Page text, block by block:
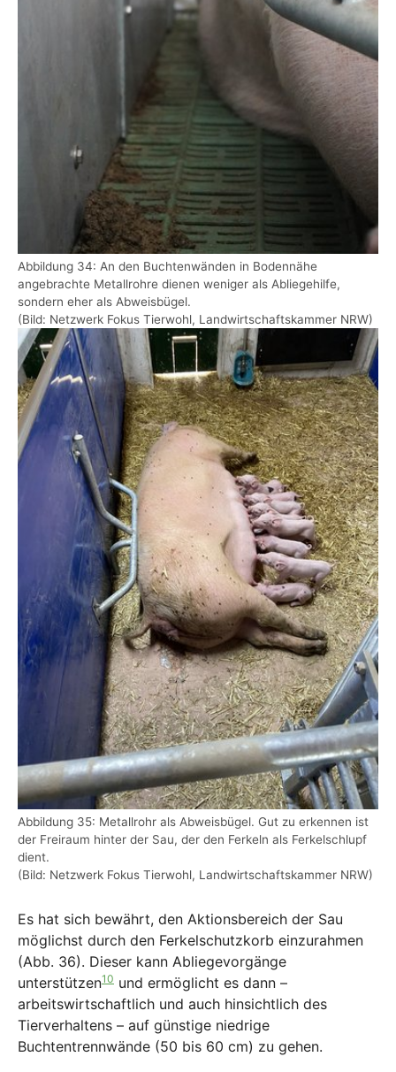
Abbildung 34: An den Buchtenwänden in Bodennähe
angebrachte Metallrohre dienen weniger als Abliegehilfe,
sondern eher als Abweisbügel.
(Bild: Netzwerk Fokus Tierwohl, Landwirtschaftskammer NRW)
Show larger version
Abbildung 35: Metallrohr als Abweisbügel. Gut zu erkennen ist
der Freiraum hinter der Sau, der den Ferkeln als Ferkelschlupf
dient.
(Bild: Netzwerk Fokus Tierwohl, Landwirtschaftskammer NRW)
Es hat sich bewährt, den Aktionsbereich der Sau
möglichst durch den Ferkelschutzkorb einzurahmen
(Abb. 36). Dieser kann Abliegevorgänge
unterstützen10 und ermöglicht es dann –
arbeitswirtschaftlich und auch hinsichtlich des
Tierverhaltens – auf günstige niedrige
Buchtentrennwände (50 bis 60 cm) zu gehen.